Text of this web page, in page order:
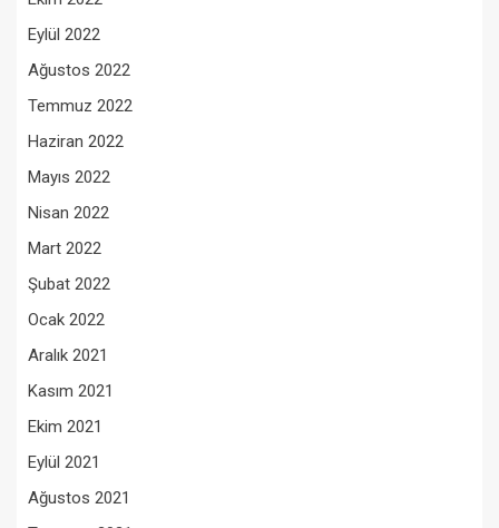
Eylül 2022
Ağustos 2022
Temmuz 2022
Haziran 2022
Mayıs 2022
Nisan 2022
Mart 2022
Şubat 2022
Ocak 2022
Aralık 2021
Kasım 2021
Ekim 2021
Eylül 2021
Ağustos 2021